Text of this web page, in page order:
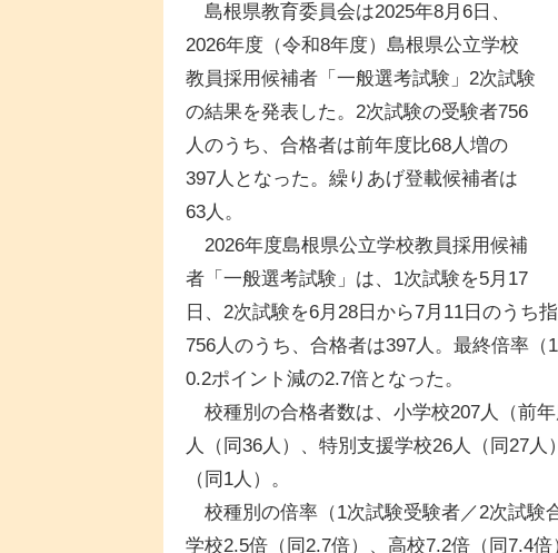
島根県教育委員会は2025年8月6日、
2026年度（令和8年度）島根県公立学校
教員採用候補者「一般選考試験」2次試験
の結果を発表した。2次試験の受験者756
人のうち、合格者は前年度比68人増の
397人となった。繰りあげ登載候補者は
63人。
2026年度島根県公立学校教員採用候補
者「一般選考試験」は、1次試験を5月17
日、2次試験を6月28日から7月11日のうち
756人のうち、合格者は397人。最終倍率
0.2ポイント減の2.7倍となった。
校種別の合格者数は、小学校207人（前
人（同36人）、特別支援学校26人（同27
（同1人）。
校種別の倍率（1次試験受験者／2次試験
学校2.5倍（同2.7倍）、高校7.2倍（同7.4